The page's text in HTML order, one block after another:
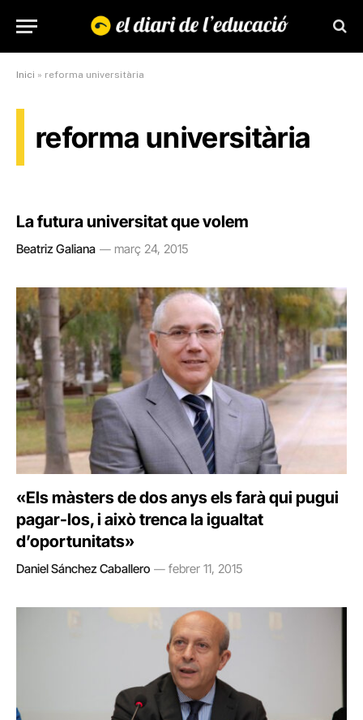
Inici » reforma universitària
reforma universitària
La futura universitat que volem
Beatriz Galiana març 24, 2015
«Els màsters de dos anys els farà qui pugui
pagar-los, i això trenca la igualtat
d’oportunitats»
Daniel Sánchez Caballero febrer 11, 2015